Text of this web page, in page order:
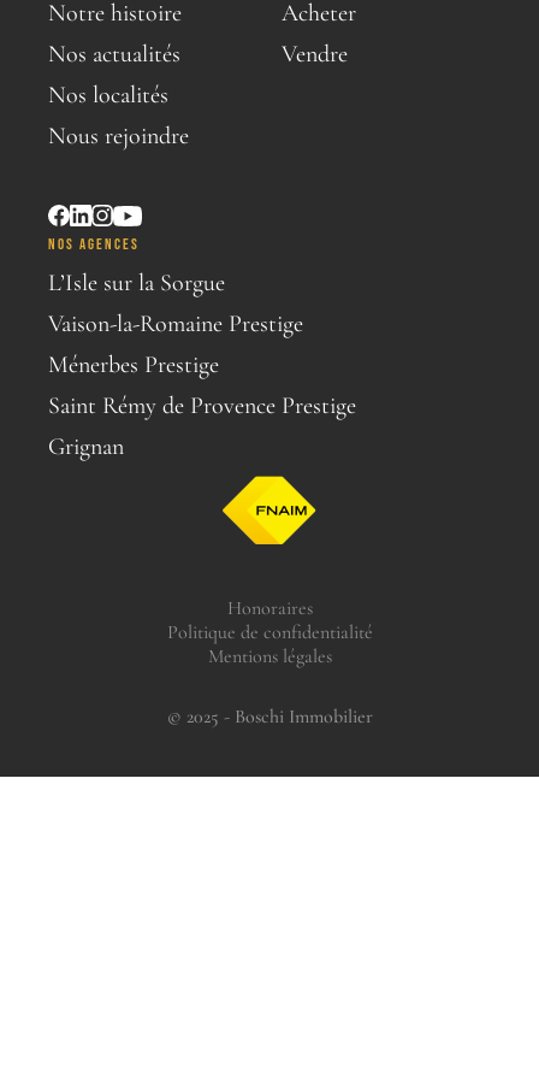
Notre histoire
Nos actualités
Nos localités
Nous rejoindre
Acheter
Vendre
NOS AGENCES
L’Isle sur la Sorgue
Vaison-la-Romaine Prestige
Ménerbes Prestige
Saint Rémy de Provence Prestige
Grignan
Honoraires
Politique de confidentialité
Mentions légales
© 2025 - Boschi Immobilier